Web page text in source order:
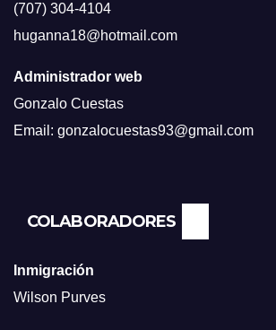
(707) 304-4104
huganna18@hotmail.com
Administrador web
Gonzalo Cuestas
Email: gonzalocuestas93@gmail.com
COLABORADORES
Inmigración
Wilson Purves